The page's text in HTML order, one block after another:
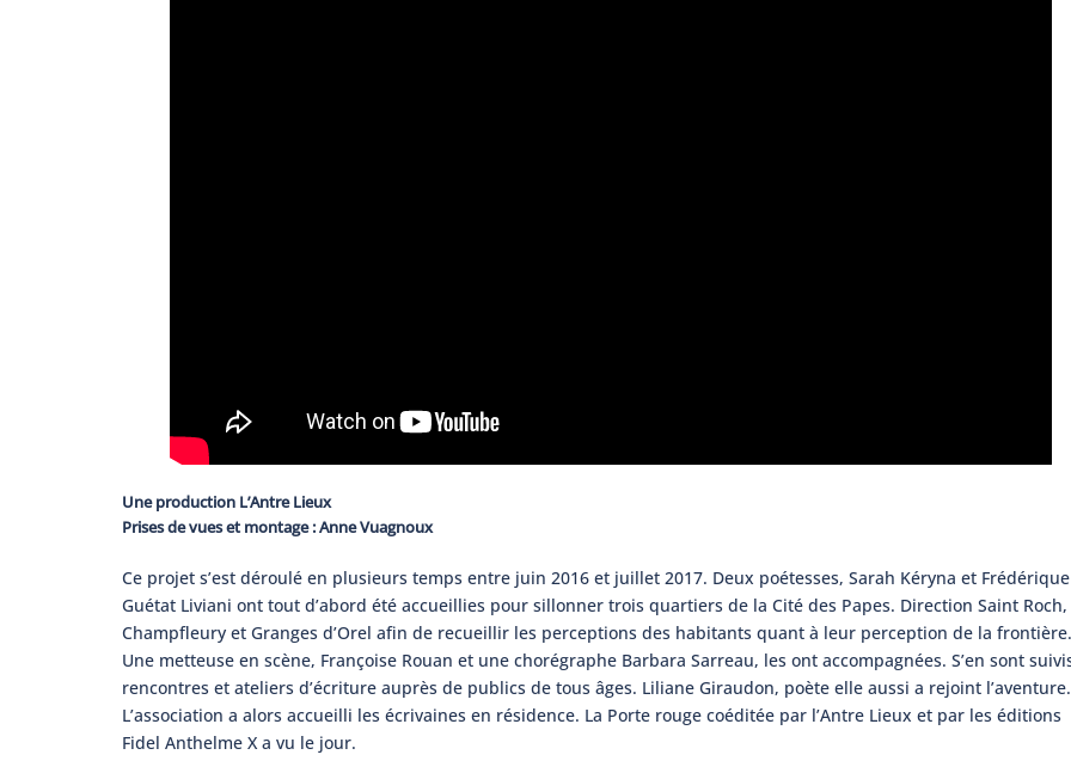
Une production L’Antre Lieux
Prises de vues et montage : Anne Vuagnoux
Ce projet s’est déroulé en plusieurs temps entre juin 2016 et juillet 2017. Deux poétesses, Sarah Kéryna et Frédérique
Guétat Liviani ont tout d’abord été accueillies pour sillonner trois quartiers de la Cité des Papes. Direction Saint Roch,
Champfleury et Granges d’Orel afin de recueillir les perceptions des habitants quant à leur perception de la frontière.
Une metteuse en scène, Françoise Rouan et une chorégraphe Barbara Sarreau, les ont accompagnées. S’en sont
rencontres et ateliers d’écriture auprès de publics de tous âges. Liliane Giraudon, poète elle aussi a rejoint l’aventure.
L’association a alors accueilli les écrivaines en résidence. La Porte rouge coéditée par l’Antre Lieux et par les éditions
Fidel Anthelme X a vu le jour.